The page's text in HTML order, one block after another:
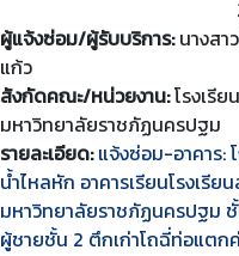
ผู้แจ้งซ่อม/ผู้รับบริการ:นางสา
แก้ว
สังกัดคณะ/หน่วยงาน:โรงเรีย
มหาวิทยาลัยราชภัฏนครปฐม
รายละเอียด: แจ้งซ่อม-อาคาร:
น้ำไหลหัก อาคารเรียนโรงเรีย
มหาวิทยาลัยราชภัฏนครปฐม
ผู้ชายชั้น 2 ตึกเก่าโถฉี่ท่อแตก